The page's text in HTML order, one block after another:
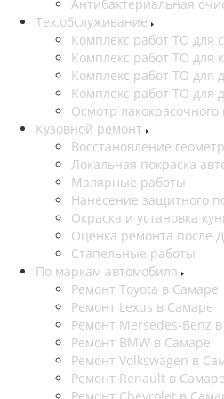
Антибактериальная
Тех.обслуживание
Комплекс работ ТО для
Комплекс работ ТО для
Комплекс работ ТО для
Комплекс работ ТО для
Осмотр
Кузовной ремонт
Восстановление
Локальная покраска
Малярные работы
Нанесение защитного
Окраска и установка
Оценка ремонта после
Стапельные работы
По маркам автомобиля
Ремонт Toyota в Самаре
Ремонт Lexus в Самаре
Ремонт Mersedes-Benz
Ремонт BMW в Самаре
Ремонт Volkswagen в
Ремонт Renault в Самаре